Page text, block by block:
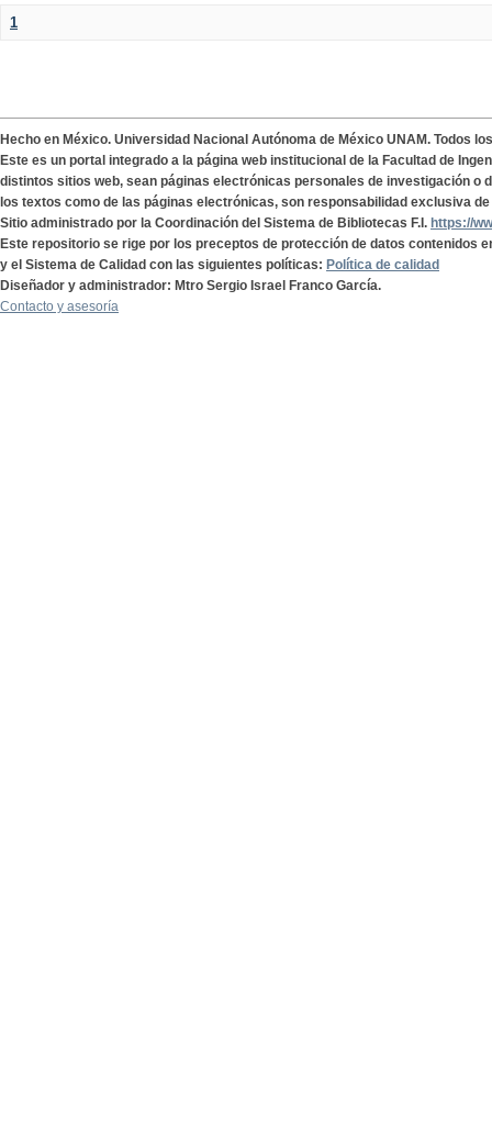
1
Hecho en México. Universidad Nacional Autónoma de México UNAM. Todos
Este es un portal integrado a la página web institucional de la Facultad de
distintos sitios web, sean páginas electrónicas personales de investigación o
los textos como de las páginas electrónicas, son responsabilidad exclusiva
Sitio administrado por la Coordinación del Sistema de Bibliotecas F.I. https://
Este repositorio se rige por los preceptos de protección de datos contenidos
y el Sistema de Calidad con las siguientes políticas: Política de calidad
Diseñador y administrador: Mtro Sergio Israel Franco García.
Contacto y asesoría